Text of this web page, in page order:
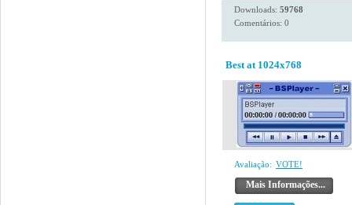
Downloads: 59768
Comentários: 0
Best at 1024x768
Avaliação: VOTE!
Mais Informações...